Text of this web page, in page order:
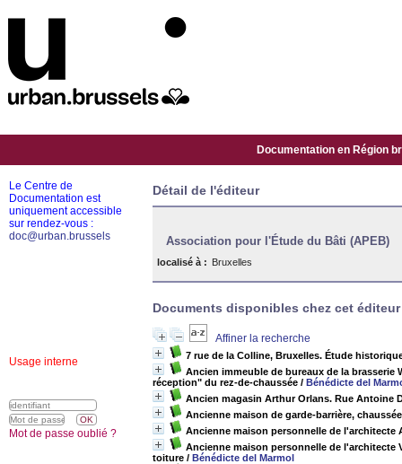
Documentation en Région
Détail de l'éditeur
Association pour l'Étude du Bâti (APEB)
localisé à : Bruxelles
Documents disponibles chez cet éditeur
Affiner la recherche
7 rue de la Colline, Bruxelles. Étude
Ancien immeuble de bureaux de la brasserie
réception" du rez-de-chaussée / Bénédicte del
Ancien magasin Arthur Orlans. Rue Antoine
Ancienne maison de garde-barrière,
Ancienne maison personnelle de l'architecte
Ancienne maison personnelle de l'architecte
toiture / Bénédicte del Marmol
Le Centre de
Documentation est
uniquement accessible
sur rendez-vous :
doc@urban.brussels
Usage interne
Mot de passe oublié ?